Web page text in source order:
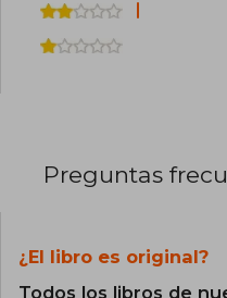
Preguntas
¿El libro es original?
Todos los libros de